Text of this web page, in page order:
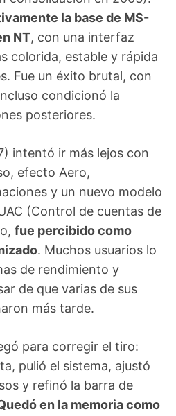
la base de MS-
NT, con una interfaz
colorida, estable y rápida
Fue un éxito brutal, con
condicionó la
posteriores.
intentó ir más lejos con
efecto Aero,
y un nuevo modelo
(Control de cuentas de
fue percibido como
. Muchos usuarios lo
de rendimiento y
de que varias de sus
más tarde.
para corregir el tiro:
pulió el sistema, ajustó
y refinó la barra de
en la memoria como